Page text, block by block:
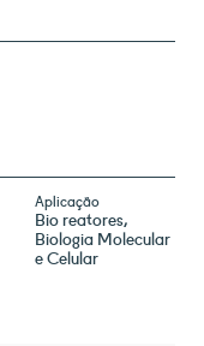
Aplicação
Bio reatores
Biologia Molecular
e Celular